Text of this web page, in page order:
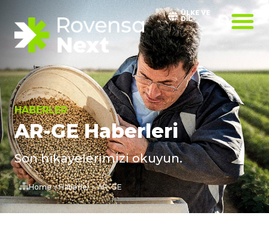
ÜLKE VE
DIL
HABERLER
AR-GE Haberleri
Son hikayelerimizi okuyun.
Home»Haberler»AR-GE